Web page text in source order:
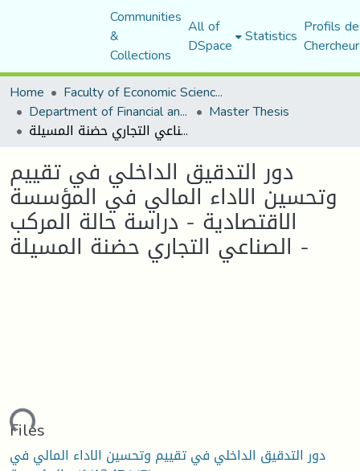
Communities
&
Collections
All of
DSpace Statistics Profils
Home
Faculty of Economic Sciences, Commerce and Management Sciences
Department of Financial and Accounting Sciences Master Thesis
دور التدقيق الداخلي في تقييم وتحسين الاداء المالي في المؤسسة الاقتصادية - دراسة حالة المركب الصناعي التجاري حضنة المسيلة -
دور التدقيق الداخلي في تقييم
وتحسين الاداء المالي في المؤسسة
الاقتصادية - دراسة حالة المركب
الصناعي التجاري حضنة المسيلة -
Files
دور التدقيق الداخلي في تقييم وتحسين الاداء المالي في